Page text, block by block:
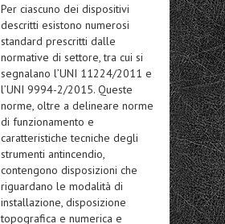
Per ciascuno dei dispositivi
descritti esistono numerosi
standard prescritti dalle
normative di settore, tra cui si
segnalano l’UNI 11224/2011 e
l’UNI 9994-2/2015. Queste
norme, oltre a delineare norme
di funzionamento e
caratteristiche tecniche degli
strumenti antincendio,
contengono disposizioni che
riguardano le modalità di
installazione, disposizione
topografica e numerica e